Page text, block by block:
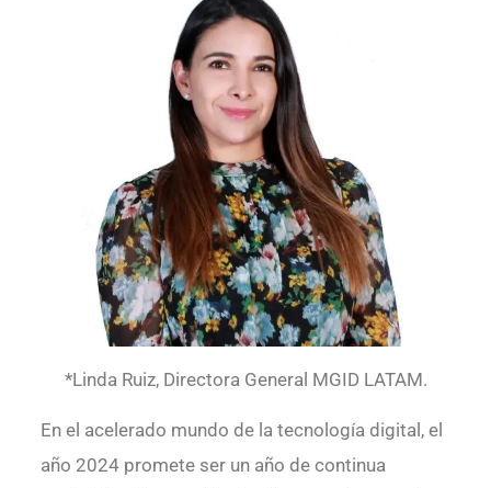
*Linda Ruiz, Directora General MGID LATAM.
En el acelerado mundo de la tecnología digital, el
año 2024 promete ser un año de continua